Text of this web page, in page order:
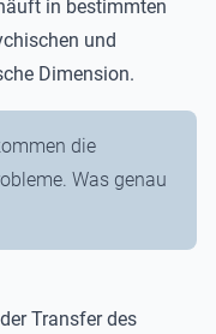
in bestimmten
und
Dimension.
die
Was genau
Transfer des